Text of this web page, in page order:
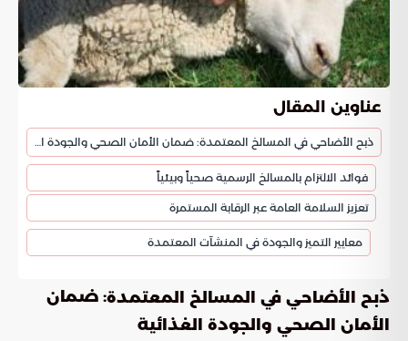
عناوين المقال
ذبح الأضاحي في المسالخ المعتمدة: ضمان الأمان الصحي والجودة الغذائية
فوائد الالتزام بالمسالخ الرسمية صحياً وبيئياً
تعزيز السلامة العامة عبر الرقابة المستمرة
معايير التميز والجودة في المنشآت المعتمدة
ذبح الأضاحي في المسالخ المعتمدة: ضمان
الأمان الصحي والجودة الغذائية